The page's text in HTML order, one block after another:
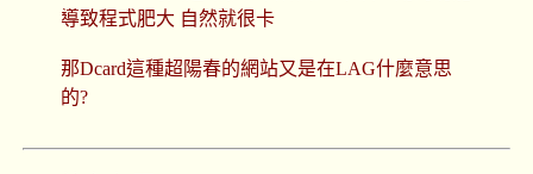
導致程式肥大 自然就很卡
那Dcard這種超陽春的網站又是在LAG什麼意思
的?